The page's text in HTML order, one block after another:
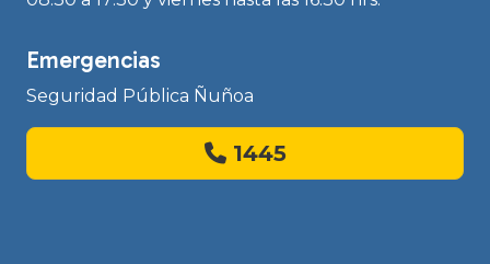
Emergencias
Seguridad Pública Ñuñoa
1445